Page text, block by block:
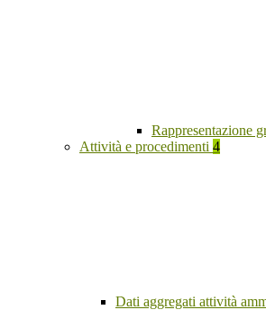
Rappresentazione
Attività e procedimenti 4
Dati aggregati attività